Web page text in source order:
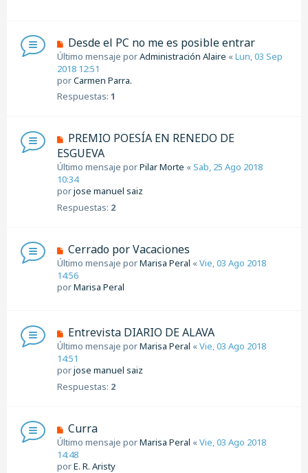
Desde el PC no me es posible entrar
Último mensaje porAdministración Alaire «Lun, 03 Sep
2018 12:51
porCarmen Parra.
Respuestas: 1
PREMIO POESÍA EN RENEDO DE
ESGUEVA
Último mensaje porPilar Morte «Sab, 25 Ago 2018
10:34
porjose manuel saiz
Respuestas: 2
Cerrado por Vacaciones
Último mensaje porMarisa Peral «Vie, 03 Ago 2018
14:56
porMarisa Peral
Entrevista DIARIO DE ALAVA
Último mensaje porMarisa Peral «Vie, 03 Ago 2018
14:51
porjose manuel saiz
Respuestas: 2
Curra
Último mensaje porMarisa Peral «Vie, 03 Ago 2018
14:48
porE. R. Aristy